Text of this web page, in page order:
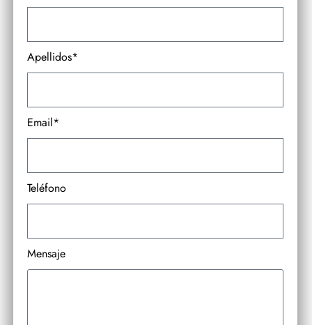
Apellidos*
Email*
Teléfono
Mensaje